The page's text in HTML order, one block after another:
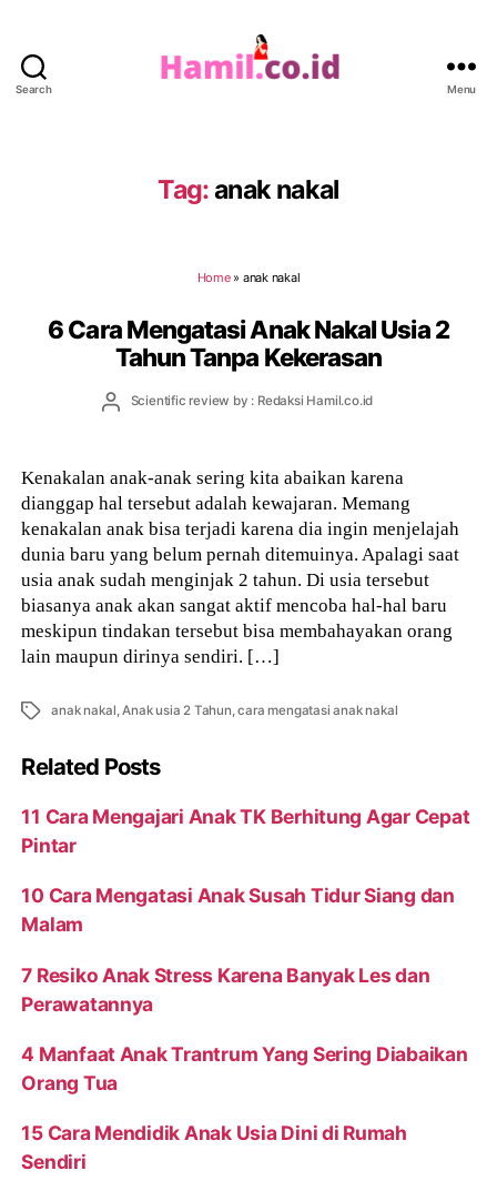
Search Menu
Tag:anak nakal
Home» anak nakal
6 Cara Mengatasi Anak Nakal Usia 2
Tahun Tanpa Kekerasan
PostScientific review by : Redaksi Hamil.co.id
Kenakalan anak-anak sering kita abaikan karena
dianggap hal tersebut adalah kewajaran. Memang
kenakalan anak bisa terjadi karena dia ingin menjelajah
dunia baru yang belum pernah ditemuinya. Apalagi saat
usia anak sudah menginjak 2 tahun. Di usia tersebut
biasanya anak akan sangat aktif mencoba hal-hal baru
meskipun tindakan tersebut bisa membahayakan orang
lain maupun dirinya sendiri. […]
Tags anak nakal,Anak usia 2 Tahun,cara mengatasi anak nakal
Related Posts
11 Cara Mengajari Anak TK Berhitung Agar Cepat
Pintar
10 Cara Mengatasi Anak Susah Tidur Siang dan
Malam
7 Resiko Anak Stress Karena Banyak Les dan
Perawatannya
4 Manfaat Anak Trantrum Yang Sering Diabaikan
Orang Tua
15 Cara Mendidik Anak Usia Dini di Rumah
Sendiri